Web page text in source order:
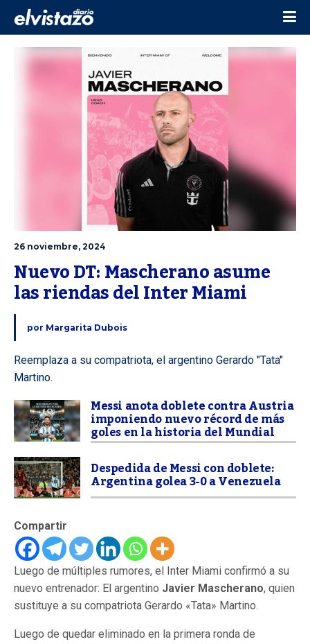
26 noviembre, 2024
Nuevo DT: Mascherano asume
las riendas del Inter Miami
por Margarita Dubois
Reemplaza a su compatriota, el argentino Gerardo "Tata"
Martino.
Messi anota doblete contra Austria
imponiendo nuevo récord de más
goles en la historia del Mundial
Despedida de Messi con doblete:
Argentina golea 3-0 a Venezuela
Compartir
Luego de múltiples rumores, el Inter Miami confirmó a su
nuevo entrenador: El argentino Javier Mascherano, quien
sustituye a su compatriota Gerardo «Tata» Martino.
Luego de quedar eliminado en la primera ronda de